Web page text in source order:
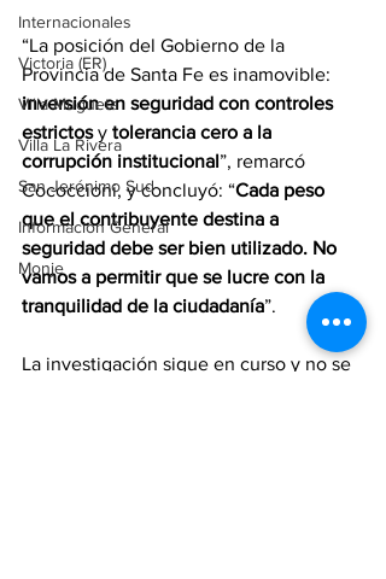
Internacionales
Victoria (ER)
Villa Mugueta
Villa La Rivera
San Jerónimo Sud
Información General
Monje
“La posición del Gobierno de la
Provincia de Santa Fe es inamovible:
inversión en seguridad con controles
estrictos y tolerancia cero a la
corrupción institucional”, remarcó
Cococcioni, y concluyó: “Cada peso
que el contribuyente destina a
seguridad debe ser bien utilizado. No
vamos a permitir que se lucre con la
tranquilidad de la ciudadanía”.
La investigación sigue en curso y no se